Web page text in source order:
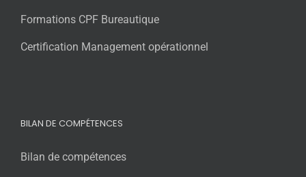
Formations CPF Bureautique
Certification Management opérationnel
BILAN DE COMPÉTENCES
Bilan de compétences